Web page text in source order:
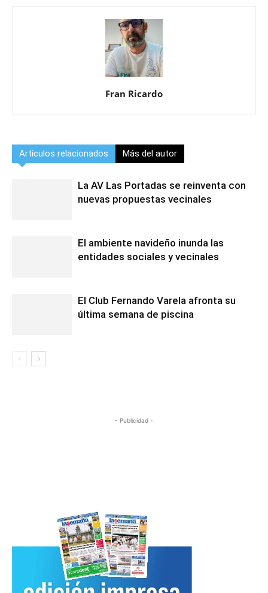
Fran Ricardo
Artículos relacionados Más del autor
La AV Las Portadas se reinventa con
nuevas propuestas vecinales
El ambiente navideño inunda las
entidades sociales y vecinales
El Club Fernando Varela afronta su
última semana de piscina
- Publicidad -